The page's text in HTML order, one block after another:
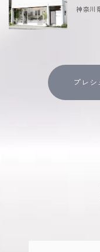
神奈川
プレシ